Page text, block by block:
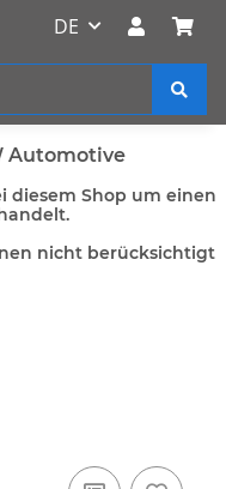
DE
Automotive
diesem Shop um einen
nicht berücksichtigt